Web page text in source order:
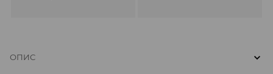
ОПИС